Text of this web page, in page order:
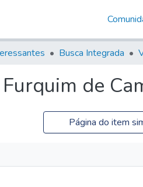
Busca Integrada
de
Página do item